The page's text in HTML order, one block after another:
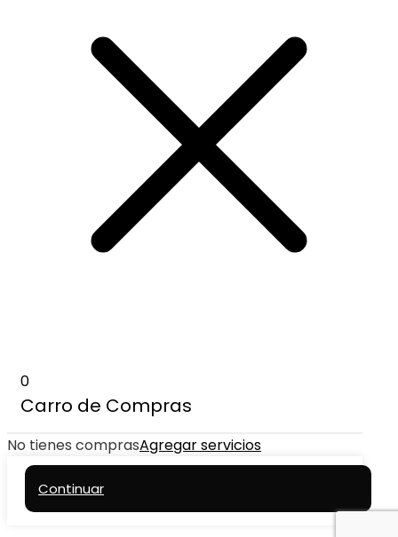
0
Carro de Compras
No tienes comprasAgregar servicios
Continuar